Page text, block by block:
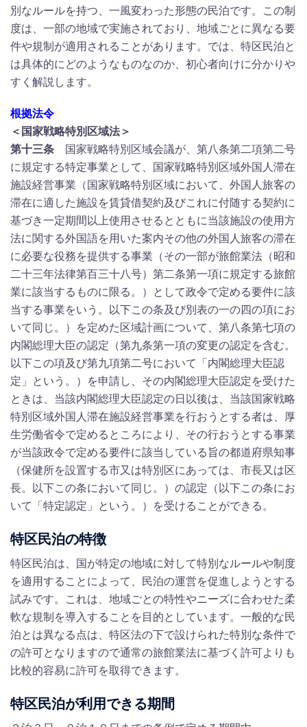
別なルールを持つ、一風変わった形態の民泊です。この制
度は、一部の地域で実施されており、地域ごとに異なる要
件や規制が適用されることがあります。では、特区民泊と
は具体的にどのようなものなのか、初心者向けに分かりや
すく解説します。
根拠法令
＜国家戦略特別区域法＞
第十三条 国家戦略特別区域会議が、第八条第二項第二号
に規定する特定事業として、国家戦略特別区域外国人滞在
施設経営事業（国家戦略特別区域において、外国人旅客の
滞在に適した施設を賃貸借契約及びこれに付随する契約に
基づき一定期間以上使用させるとともに当該施設の使用方
法に関する外国語を用いた案内その他の外国人旅客の滞在
に必要な役務を提供する事業（その一部が旅館業法（昭和
二十三年法律第百三十八号）第二条第一項に規定する旅館
業に該当するものに限る。）として政令で定める要件に該
当する事業をいう。以下この条及び別表の一の四の項にお
いて同じ。）を定めた区域計画について、第八条第七項の
内閣総理大臣の認定（第九条第一項の変更の認定を含む。
以下この項及び第九項第二号において「内閣総理大臣認
定」という。）を申請し、その内閣総理大臣認定を受けた
ときは、当該内閣総理大臣認定の日以後は、当該国家戦略
特別区域外国人滞在施設経営事業を行おうとする者は、厚
生労働省令で定めるところにより、その行おうとする事業
が当該政令で定める要件に該当している旨の都道府県知事
（保健所を設置する市又は特別区にあっては、市長又は区
長。以下この条において同じ。）の認定（以下この条にお
いて「特定認定」という。）を受けることができる。
特区民泊の特徴
特区民泊は、国が特定の地域に対して特別なルールや制度
を適用することによって、民泊の運営を促進しようとする
試みです。これは、地域ごとの特性やニーズに合わせた柔
軟な規制を導入することを目的としています。一般的な民
泊とは異なる点は、特区法の下で設けられた特別な条件で
の許可となりますので通常の旅館業法に基づく許可よりも
比較的容易に許可を取得できます。
特区民泊が利用できる期間